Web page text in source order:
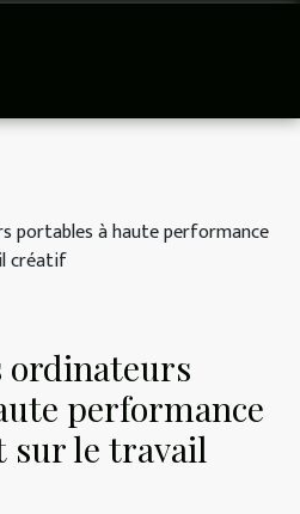
portables à haute performance
créatif
ordinateurs
performance
sur le travail